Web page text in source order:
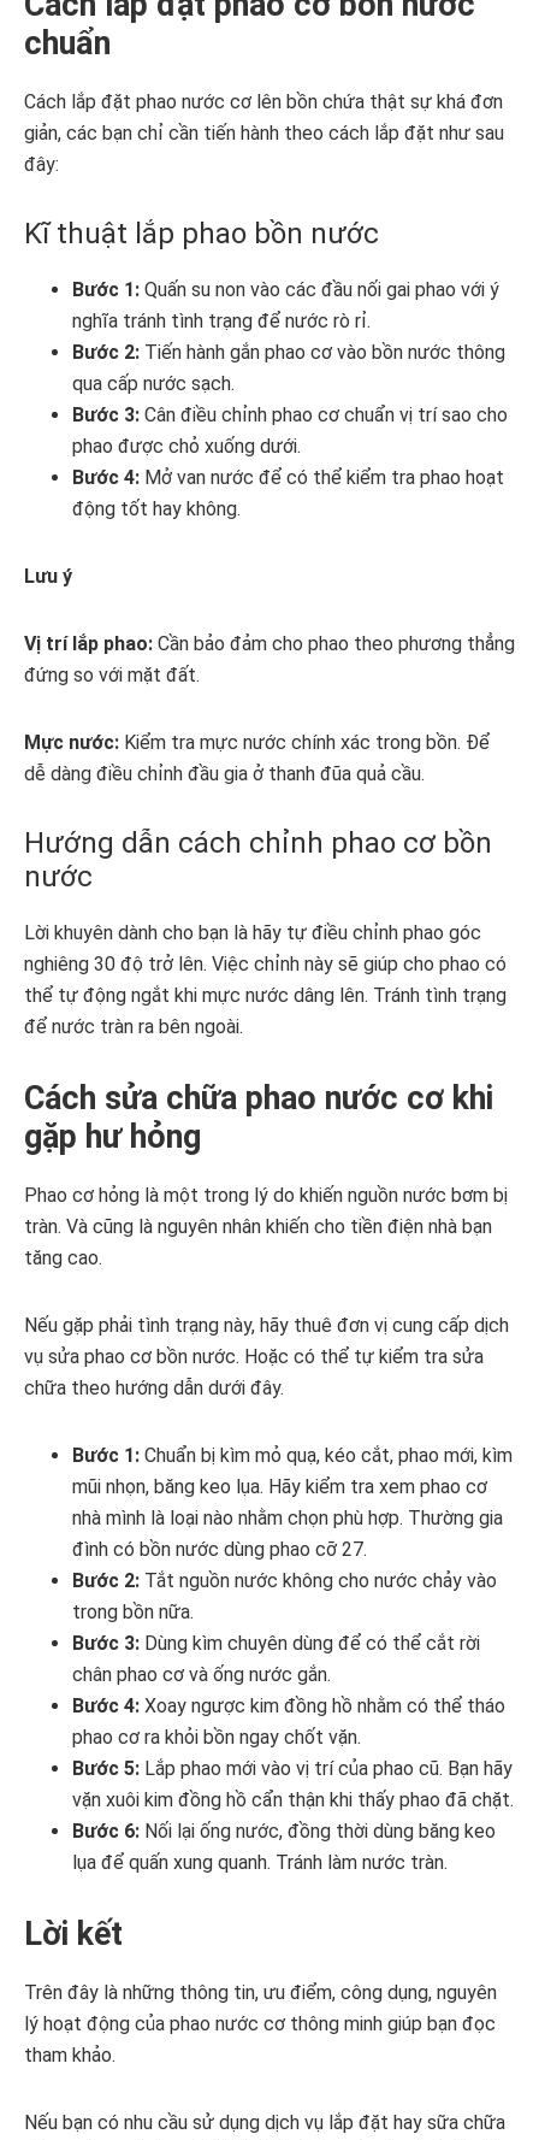
chuẩn
Cách lắp đặt phao nước cơ lên bồn chứa thật sự khá đơn
giản, các bạn chỉ cần tiến hành theo cách lắp đặt như sau
đây:
Kĩ thuật lắp phao bồn nước
Bước 1: Quấn su non vào các đầu nối gai phao với ý
nghĩa tránh tình trạng để nước rò rỉ.
Bước 2: Tiến hành gắn phao cơ vào bồn nước thông
qua cấp nước sạch.
Bước 3: Cân điều chỉnh phao cơ chuẩn vị trí sao cho
phao được chỏ xuống dưới.
Bước 4: Mở van nước để có thể kiểm tra phao hoạt
động tốt hay không.
Lưu ý
Vị trí lắp phao: Cần bảo đảm cho phao theo phương thẳng
đứng so với mặt đất.
Mực nước: Kiểm tra mực nước chính xác trong bồn. Để
dễ dàng điều chỉnh đầu gia ở thanh đũa quả cầu.
Hướng dẫn cách chỉnh phao cơ bồn
nước
Lời khuyên dành cho bạn là hãy tự điều chỉnh phao góc
nghiêng 30 độ trở lên. Việc chỉnh này sẽ giúp cho phao có
thể tự động ngắt khi mực nước dâng lên. Tránh tình trạng
để nước tràn ra bên ngoài.
Cách sửa chữa phao nước cơ khi
gặp hư hỏng
Phao cơ hỏng là một trong lý do khiến nguồn nước bơm bị
tràn. Và cũng là nguyên nhân khiến cho tiền điện nhà bạn
tăng cao.
Nếu gặp phải tình trạng này, hãy thuê đơn vị cung cấp dịch
vụ sửa phao cơ bồn nước. Hoặc có thể tự kiểm tra sửa
chữa theo hướng dẫn dưới đây.
Bước 1: Chuẩn bị kìm mỏ quạ, kéo cắt, phao mới, kìm
mũi nhọn, băng keo lụa. Hãy kiểm tra xem phao cơ
nhà mình là loại nào nhằm chọn phù hợp. Thường gia
đình có bồn nước dùng phao cỡ 27.
Bước 2: Tắt nguồn nước không cho nước chảy vào
trong bồn nữa.
Bước 3: Dùng kìm chuyên dùng để có thể cắt rời
chân phao cơ và ống nước gắn.
Bước 4: Xoay ngược kim đồng hồ nhằm có thể tháo
phao cơ ra khỏi bồn ngay chốt vặn.
Bước 5: Lắp phao mới vào vị trí của phao cũ. Bạn hãy
vặn xuôi kim đồng hồ cẩn thận khi thấy phao đã chặt.
Bước 6: Nối lại ống nước, đồng thời dùng băng keo
lụa để quấn xung quanh. Tránh làm nước tràn.
Lời kết
Trên đây là những thông tin, ưu điểm, công dụng, nguyên
lý hoạt động của phao nước cơ thông minh giúp bạn đọc
tham khảo.
Nếu bạn có nhu cầu sử dụng dịch vụ lắp đặt hay sữa chữa